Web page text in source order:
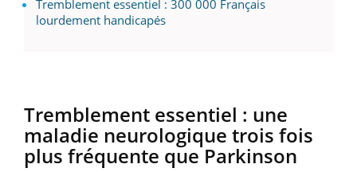
Tremblement essentiel : 300 000 Français
lourdement handicapés
Tremblement essentiel : une
maladie neurologique trois fois
plus fréquente que Parkinson